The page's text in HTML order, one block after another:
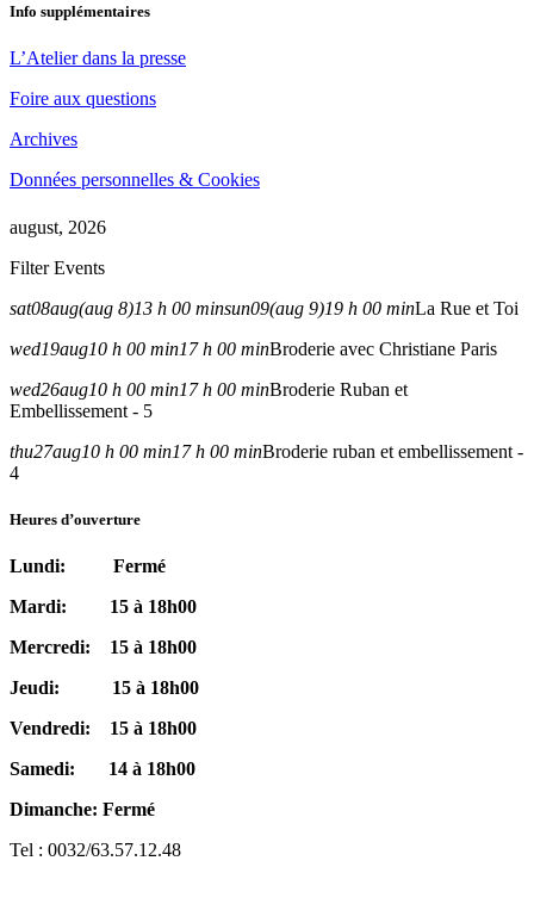
Info supplémentaires
L’Atelier dans la presse
Foire aux questions
Archives
Données personnelles & Cookies
august, 2026
Filter Events
sat08aug(aug 8)13 h 00 minsun09(aug 9)19 h 00 minLa Rue et Toi
wed19aug10 h 00 min17 h 00 minBroderie avec Christiane Paris
wed26aug10 h 00 min17 h 00 minBroderie Ruban et
Embellissement - 5
thu27aug10 h 00 min17 h 00 minBroderie ruban et embellissement -
4
Heures d’ouverture
Lundi: Fermé
Mardi: 15 à 18h00
Mercredi: 15 à 18h00
Jeudi: 15 à 18h00
Vendredi: 15 à 18h00
Samedi: 14 à 18h00
Dimanche: Fermé
Tel : 0032/63.57.12.48